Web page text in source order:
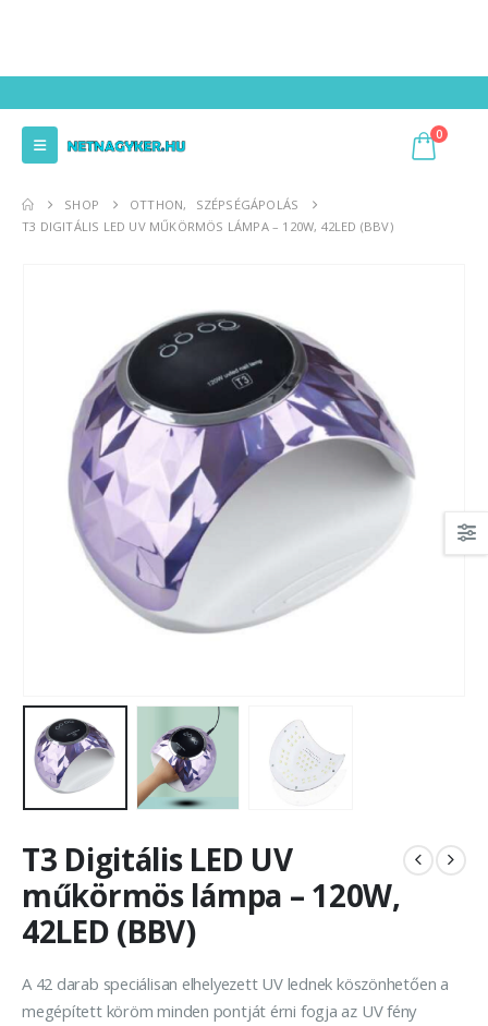
0
SHOP OTTHON,
SZÉPSÉGÁPOLÁS
T3 DIGITÁLIS LED UV MŰKÖRMÖS LÁMPA – 120W, 42LED (BBV)
T3 Digitális LED UV
műkörmös lámpa – 120W,
42LED (BBV)
A 42 darab speciálisan elhelyezett UV lednek köszönhetően a
megépített köröm minden pontját érni fogja az UV fény